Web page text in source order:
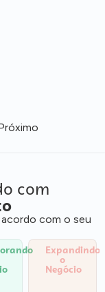
com
com o seu
Expandindo
o
Negócio